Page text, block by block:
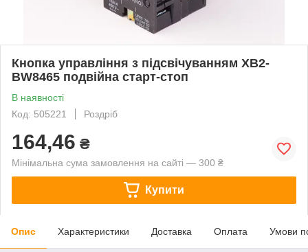
Кнопка управління з підсвічуванням XB2-
BW8465 подвійна старт-стоп
В наявності
Код: 505221
Роздріб
164,46 ₴
Мінімальна сума замовлення на сайті — 300 ₴
Купити
Опис Характеристики Доставка Оплата Умови